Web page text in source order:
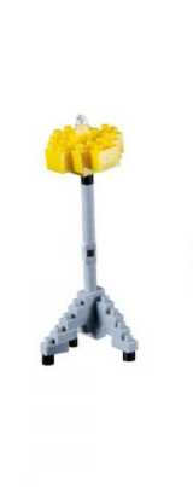
immagini